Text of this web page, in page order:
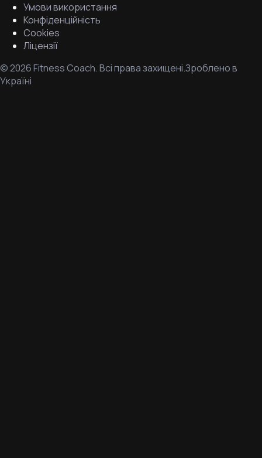
Умови використання
Конфіденційність
Cookies
Ліцензії
©2026Fitness Coach.Всі права захищені.Зроблено в
Україні